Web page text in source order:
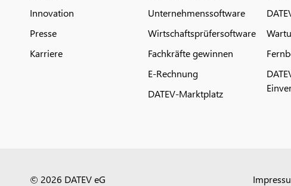
Innovation
Presse
Karriere
Unternehmenssoftware
Wirtschaftsprüfersoftware
Fachkräfte gewinnen
E-Rechnung
DATEV-Marktplatz
© 2026 DATEV eG